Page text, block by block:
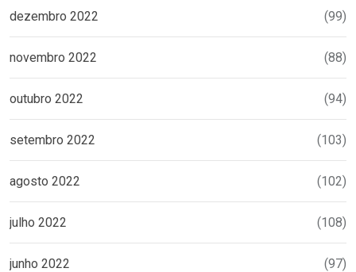
dezembro 2022 (99)
novembro 2022 (88)
outubro 2022 (94)
setembro 2022 (103)
agosto 2022 (102)
julho 2022 (108)
junho 2022 (97)